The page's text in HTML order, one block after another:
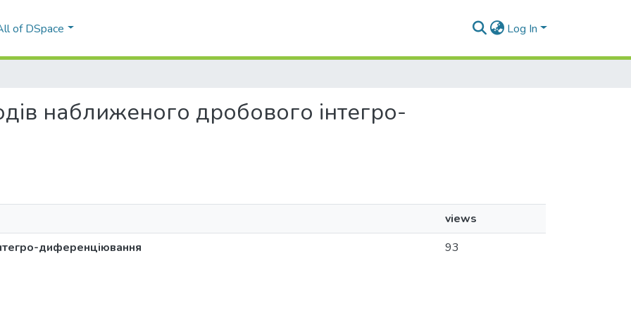
of DSpace Log In
наближеного дробового інтегро-
views
диференціювання
93